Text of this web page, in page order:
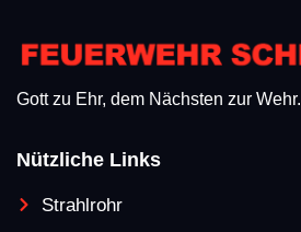
Gott zu Ehr, dem Nächsten zur Wehr.
Nützliche Links
Strahlrohr